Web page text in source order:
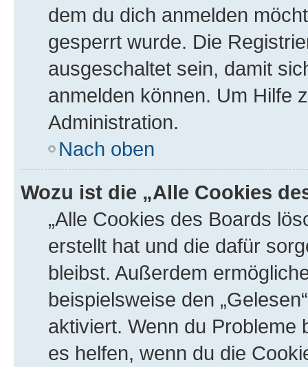
dem du dich anmelden
gesperrt wurde. Die
ausgeschaltet sein, damit
anmelden können. Um Hilfe
Administration.
Nach oben
Wozu ist die „Alle Cookies
„Alle Cookies des Boards
erstellt hat und die dafür
bleibst. Außerdem
beispielsweise den
aktiviert. Wenn du Probleme
es helfen, wenn du die